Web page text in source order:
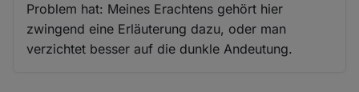
Problem hat: Meines Erachtens gehört hier
zwingend eine Erläuterung dazu, oder man
verzichtet besser auf die dunkle Andeutung.